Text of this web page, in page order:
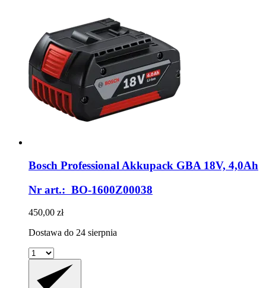
Bosch Professional Akkupack GBA 18V, 4,0Ah
Nr art.: BO-1600Z00038
450,00 zł
Dostawa do 24 sierpnia